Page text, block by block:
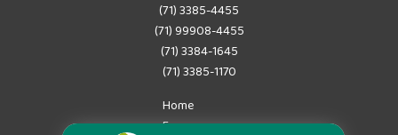
(71) 3385-4455
(71) 99908-4455
(71) 3384-1645
(71) 3385-1170
Home
Empresa